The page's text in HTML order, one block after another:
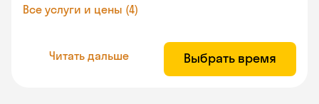
Все услуги и цены (4)
Читать дальше Выбрать время